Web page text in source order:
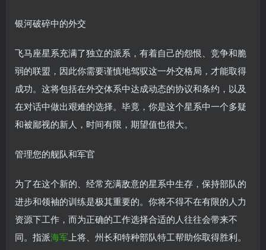
银河破碎中的外交
飞马座星系充满了独立的派系，有着自己的怨恨、竞争和脆
弱的联盟，因此你需要谨慎地驾驭这一外交格局，才能取得
成功。这将包括在外交体系中达成动态的协议和条约，以及
在对话中做出艰难的选择。毕竟，你是这个星系中一个多疑
和被鄙视的新人，时间有限，期望值也很大。
管理您的舰队和军官
为了在这个新的、经常充满敌意的星系中生存，保持部队的
进步和领袖的训练是极其重要的。你将不得不在有限的人力
资源下工作，而为正确的工作选择合适的人往往会带来不
同。指派海军 上将、州长和特种部队特工帮助你取得胜利。